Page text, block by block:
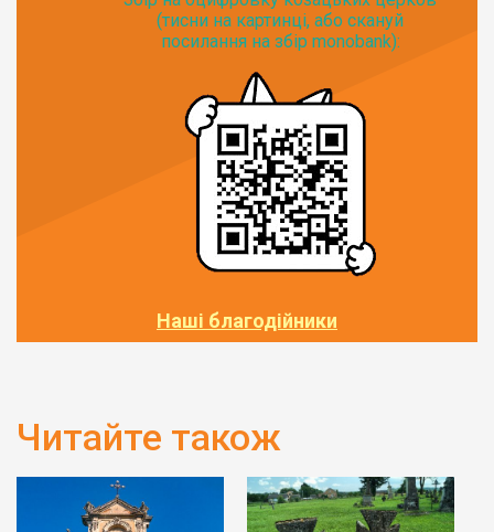
(тисни на картинці, або скануй
посилання на збір monobank):
Наші благодійники
Читайте також